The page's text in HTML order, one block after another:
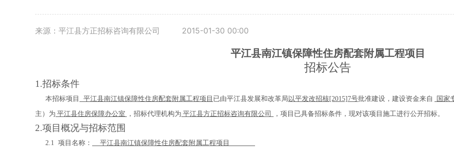
来源：平江县方正招标咨询有限公司 2015-01-30 00:00
平江县南江镇保障性住房配套附属工程项目
招标公告
1.招标条件
本招标项目 平江县南江镇保障性住房配套附属工程项目 已由平江县发展和改革局 以平发改招核[2015]7号批准建设，建设资金来自 国家
主）为 平江县住房保障办公室 ，招标代理机构为 平江县方正招标咨询有限公司 ，项目已具备招标条件，现对该项目施工进行公开招标。
2.项目概况与招标范围
2.1 项目名称： 平江县南江镇保障性住房配套附属工程项目